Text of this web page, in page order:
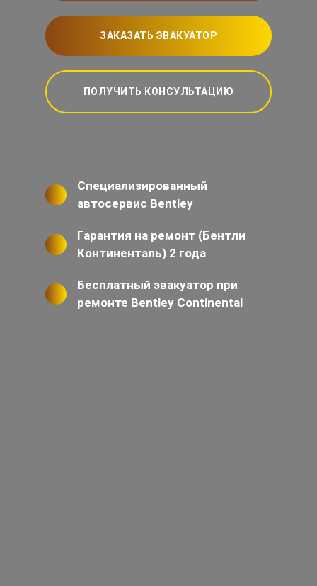
ЗАКАЗАТЬ ЭВАКУАТОР
ПОЛУЧИТЬ КОНСУЛЬТАЦИЮ
Специализированный
автосервис Bentley
Гарантия на ремонт (Бентли
Континенталь) 2 года
Бесплатный эвакуатор при
ремонте Bentley Continental